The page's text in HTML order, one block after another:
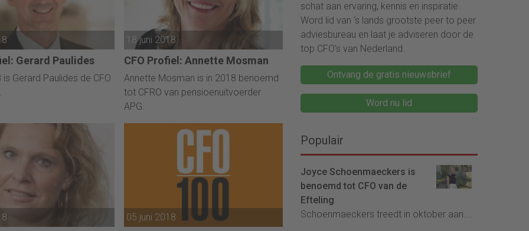
Gerard Paulides
is Gerard Paulides de CFO
18 juni 2018
CFO Profiel: Annette Mosman
Annette Mosman is in 2018 benoemd
tot CFRO van pensioenuitvoerder
APG.
05 juni 2018
schat aan ervaring, kennis en inspiratie.
Word lid van ‘s lands grootste peer to peer
adviesbureau en laat je adviseren door de
top CFO's van Nederland.
Ontvang de gratis nieuwsbrief
Word nu lid
Populair
Joyce Schoenmaeckers is
benoemd tot CFO van de
Efteling
Schoenmaeckers treedt in oktober aan....